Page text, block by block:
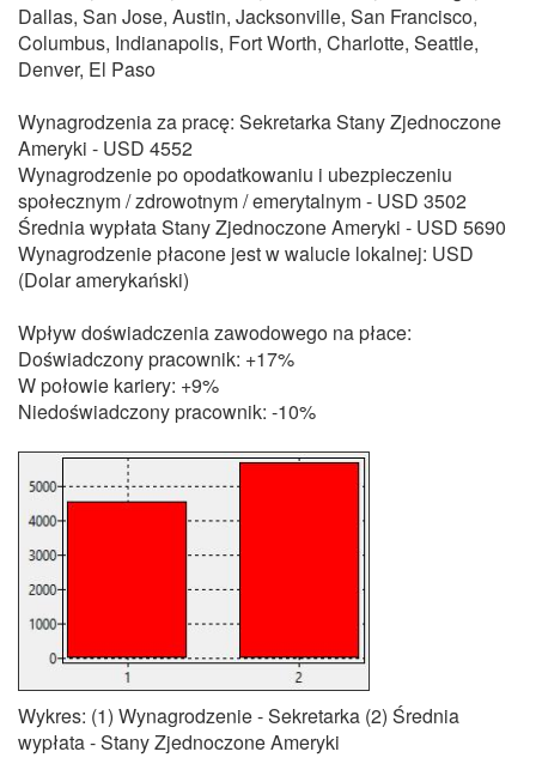
Dallas, San Jose, Austin, Jacksonville, San Francisco,
Columbus, Indianapolis, Fort Worth, Charlotte, Seattle,
Denver, El Paso
Wynagrodzenia za pracę: Sekretarka Stany Zjednoczone
Ameryki - USD 4552
Wynagrodzenie po opodatkowaniu i ubezpieczeniu
społecznym / zdrowotnym / emerytalnym - USD 3502
Średnia wypłata Stany Zjednoczone Ameryki - USD 5690
Wynagrodzenie płacone jest w walucie lokalnej: USD
(Dolar amerykański)
Wpływ doświadczenia zawodowego na płace:
Doświadczony pracownik: +17%
W połowie kariery: +9%
Niedoświadczony pracownik: -10%
Wykres: (1) Wynagrodzenie - Sekretarka (2) Średnia
wypłata - Stany Zjednoczone Ameryki